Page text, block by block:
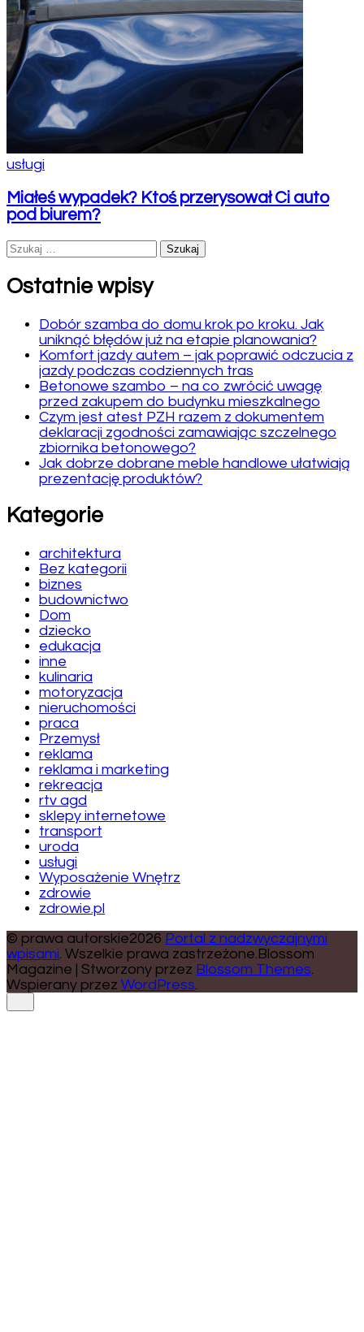
usługi
Miałeś wypadek? Ktoś przerysował Ci auto
pod biurem?
Szukaj:
Ostatnie wpisy
Dobór szamba do domu krok po kroku. Jak
uniknąć błędów już na etapie planowania?
Komfort jazdy autem – jak poprawić odczucia z
jazdy podczas codziennych tras
Betonowe szambo – na co zwrócić uwagę
przed zakupem do budynku mieszkalnego
Czym jest atest PZH razem z dokumentem
deklaracji zgodności zamawiając szczelnego
zbiornika betonowego?
Jak dobrze dobrane meble handlowe ułatwiają
prezentację produktów?
Kategorie
architektura
Bez kategorii
biznes
budownictwo
Dom
dziecko
edukacja
inne
kulinaria
motoryzacja
nieruchomości
praca
Przemysł
reklama
reklama i marketing
rekreacja
rtv agd
sklepy internetowe
transport
uroda
usługi
Wyposażenie Wnętrz
zdrowie
zdrowie.pl
© prawa autorskie2026 Portal z nadzwyczajnymi
wpisami . Wszelkie prawa zastrzeżone. Blossom
Magazine | Stworzony przez Blossom Themes
Wspierany przez WordPress